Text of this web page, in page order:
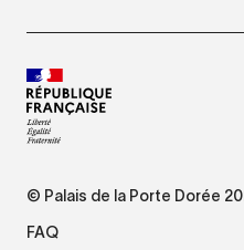
© Palais de la Porte Dorée
FAQ